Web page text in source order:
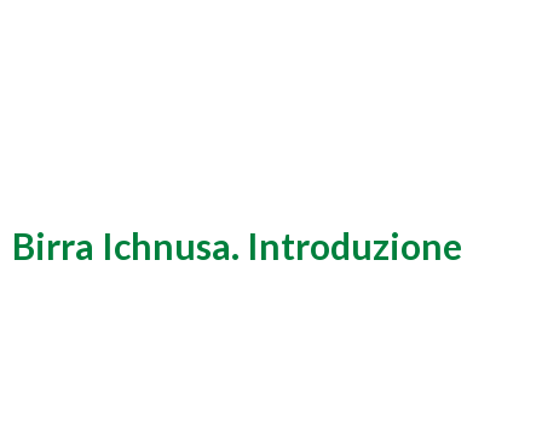
Birra Ichnusa. Introduzione